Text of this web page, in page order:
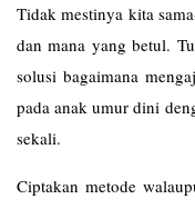
Tidak mestinya kita
dan mana yang betul.
solusi bagaimana
pada anak umur dini
sekali.
Ciptakan metode